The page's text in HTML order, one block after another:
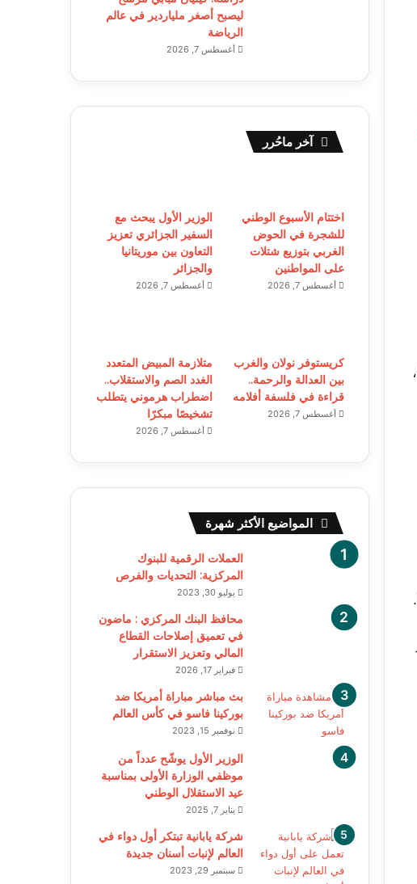
تأتي هذه الاختبارات في إطار عودة آبل إلى مسارها الأصلي لإطلاق مزايا الذكاء الاصطناعي في Siri،
.
ليصبح أصغر ملياردير في عالم
الرياضة
أغسطس 7, 2026
آخر ماحُرر
اختتام الأسبوع الوطني
للشجرة في الحوض
الغربي بتوزيع شتلات
على المواطنين
أغسطس 7, 2026
الوزير الأول يبحث مع
السفير الجزائري تعزيز
التعاون بين موريتانيا
والجزائر
أغسطس 7, 2026
كريستوفر نولان والغرب
بين العدالة والرحمة..
قراءة في فلسفة أفلامه
أغسطس 7, 2026
متلازمة المبيض المتعدد
الغدد الصم والاستقلاب..
اضطراب هرموني يتطلب
تشخيصًا مبكرًا
أغسطس 7, 2026
المواضيع الأكثر شهرة
العملات الرقمية للبنوك
المركزية: التحديات والفرص
يوليو 30, 2023
محافظ البنك المركزي : ماضون
في تعميق إصلاحات القطاع
المالي وتعزيز الاستقرار
فبراير 17, 2026
بث مباشر مباراة أمريكا ضد
بوركينا فاسو في كأس العالم
نوفمبر 15, 2023
الوزير الأول يوشّح عدداً من
موظفي الوزارة الأولى بمناسبة
عيد الاستقلال الوطني
يناير 7, 2025
شركة يابانية تبتكر أول دواء في
العالم لإنبات أسنان جديدة
سبتمبر 29, 2023